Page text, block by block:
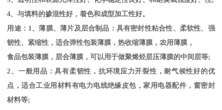
4、与填料的掺混性好，着色和成型加工性好。
用途： 1、薄膜、薄片及层合制品：具有密封性粘合性、柔软性、强
韧性、紧缩性，适合弹性包装薄膜，热收缩薄膜，农用薄膜，
食品包装薄膜，层合薄膜，可以用于做聚烯烃层压薄膜的中间层等;
2、一般用品：具有柔韧性，抗环境应力开裂性，耐气候性好的优
点，适合工业用材料有电力电线绝缘皮包，家用电器配件，窗密封
材料等;